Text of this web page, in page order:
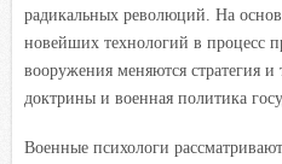
радикальных революций. На
новейших технологий в процесс
вооружения меняются стратегия
доктрины и военная политика
Военные психологи